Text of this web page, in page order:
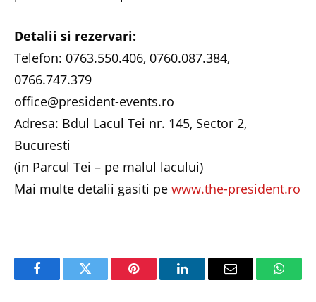
Detalii si rezervari:
Telefon: 0763.550.406, 0760.087.384,
0766.747.379
office@president-events.ro
Adresa: Bdul Lacul Tei nr. 145, Sector 2,
Bucuresti
(in Parcul Tei – pe malul lacului)
Mai multe detalii gasiti pe www.the-president.ro
FacebookTwitter Pinterest LinkedInEmail